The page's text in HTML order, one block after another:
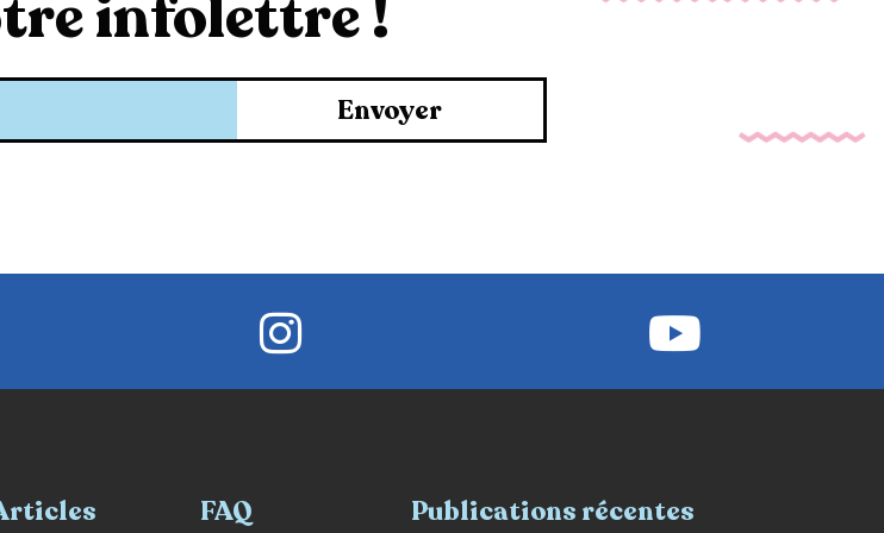
infolettre !
Envoyer
FAQ Publications récentes